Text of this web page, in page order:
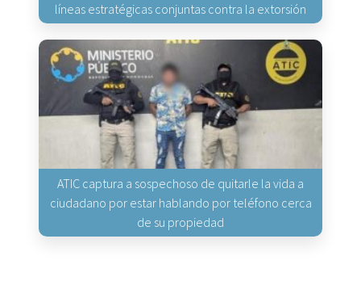
líneas estratégicas conjuntas contra la extorsión
ATIC captura a sospechoso de quitarle la vida a
ciudadano por estar hablando por teléfono cerca
de su propiedad